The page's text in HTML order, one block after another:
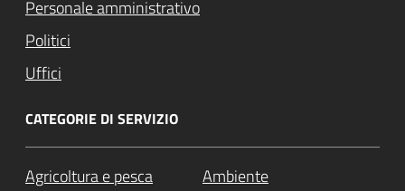
Personale amministrativo
Politici
Uffici
CATEGORIE DI SERVIZIO
Agricoltura e pesca Ambiente